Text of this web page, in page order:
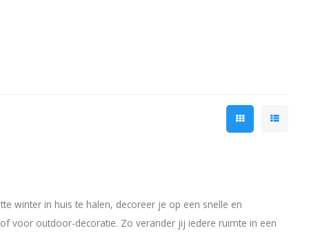
winter in huis te halen, decoreer je op een snelle en
voor outdoor-decoratie. Zo verander jij iedere ruimte in een